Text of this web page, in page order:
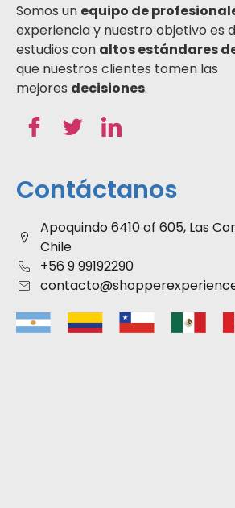
Somos un equipo de
experiencia y nuestro objetivo es
estudios con altos estándares
que nuestros clientes tomen las
mejores decisiones.
Contáctanos
Apoquindo 6410 of 605, Las
Chile
+56 9 99192290